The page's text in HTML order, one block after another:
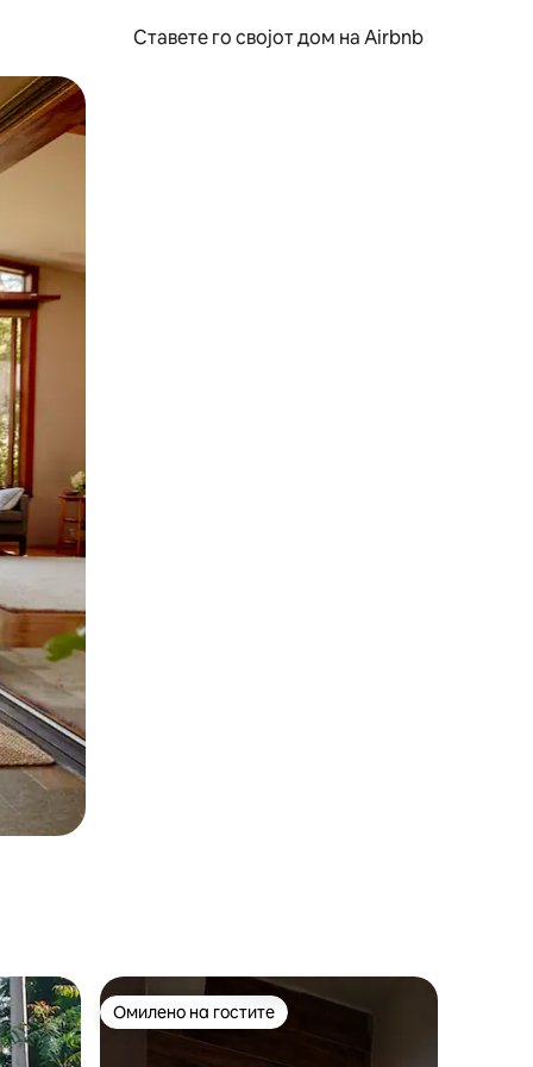
Ставете го својот дом на Airbnb
или со лизгање.
Омилено на гостите
Омилено на гостите